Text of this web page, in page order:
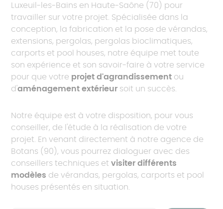
Luxeuil-les-Bains en Haute-Saône (70) pour
travailler sur votre projet. Spécialisée dans la
conception, la fabrication et la pose de vérandas,
extensions, pergolas, pergolas bioclimatiques,
carports et pool houses, notre équipe met toute
son expérience et son savoir-faire à votre service
pour que votre projet d'agrandissement ou
d'aménagement extérieur soit un succès.
Notre équipe est à votre disposition, pour vous
conseiller, de l'étude à la réalisation de votre
projet. En venant directement à notre agence de
Botans (90), vous pourrez dialoguer avec des
conseillers techniques etvisiter différents
modèles de vérandas, pergolas, carports et pool
houses présentés en situation.